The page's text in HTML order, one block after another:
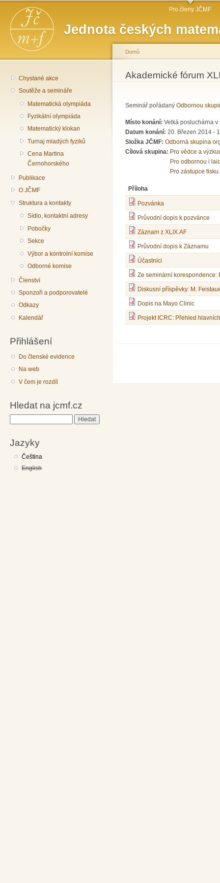
Jednota českých
Hlavní menu Pro členy JČMF
Chystané akce
Soutěže a semináře
Matematická olympiáda
Fyzikální olympiáda
Matematický klokan
Turnaj mladých fyziků
Cena Martina
Černohorského
Publikace
O JČMF
Struktura a kontakty
Sídlo, kontaktní adresy
Pobočky
Sekce
Výbor a kontrolní komise
Odborné komise
Členství
Sponzoři a podporovatelé
Odkazy
Kalendář
Přihlášení
Do členské evidence
Na web
V čem je rozdíl
Hledat na jcmf.cz
Jazyky
Čeština
English
Jste zde
Domů
Akademické fórum
Seminář pořádaný Odbornou
Místo konání: Velká posluchárna v
Datum konání: 20. Březen 2014 -
Složka JČMF: Odborná skupina
Cílová skupina: Pro vědce a
Pro odbornou i
Pro zástupce tisku.
Příloha
Pozvánka
Průvodní dopis k pozvánce
Záznam z XLIX.AF
Průvodní dopis k Záznamu
Účastníci
Ze seminární korespondence:
Diskusní příspěvky: M.
Dopis na Mayo Clinic
Projekt ICRC: Přehled